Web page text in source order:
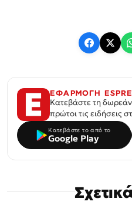
ΕΦΑΡΜΟΓΗ
Κατεβάστε τη
πρώτοι τις ειδήσεις
Κατεβάστε το από το
Google Play